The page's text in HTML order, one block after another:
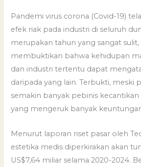
Pandemi virus corona (Covid-19)
efek riak pada industri di seluruh
merupakan tahun yang sangat
membuktikan bahwa kehidupan
dan industri tertentu dapat
daripada yang lain. Terbukti, meski
semakin banyak pebinis
yang mengeruk banyak
Menurut laporan riset pasar oleh
estetika medis diperkirakan akan
US$7,64 miliar selama 2020-2024.